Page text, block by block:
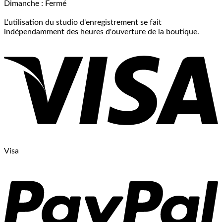
Dimanche : Fermé
L'utilisation du studio d'enregistrement se fait
indépendamment des heures d'ouverture de la boutique.
Visa